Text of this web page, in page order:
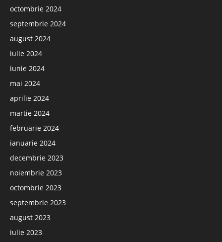
octombrie 2024
septembrie 2024
august 2024
iulie 2024
iunie 2024
mai 2024
aprilie 2024
martie 2024
februarie 2024
ianuarie 2024
decembrie 2023
noiembrie 2023
octombrie 2023
septembrie 2023
august 2023
iulie 2023